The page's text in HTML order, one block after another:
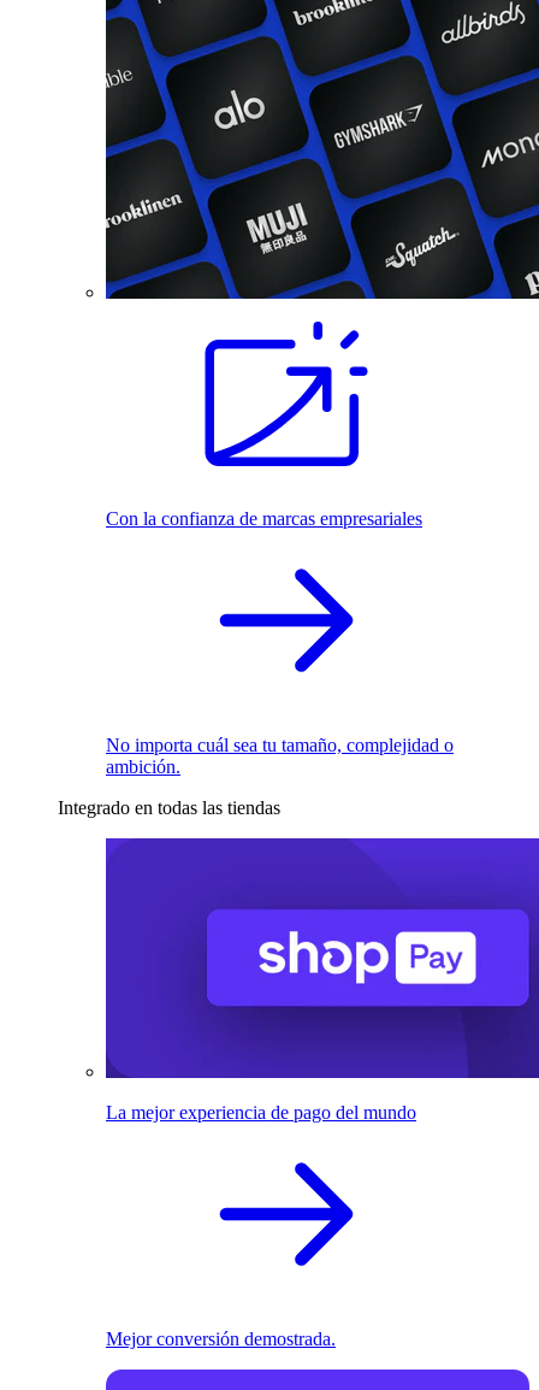
Con la confianza de marcas empresariales
No importa cuál sea tu tamaño, complejidad o
ambición.
Integrado en todas las tiendas
La mejor experiencia de pago del mundo
Mejor conversión demostrada.